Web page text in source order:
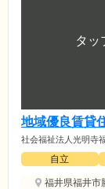
地域優良賃貸
社会福祉法人光明寺
自立
福井県福井市